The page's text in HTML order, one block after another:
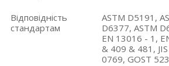
Відповідність
стандартам
ASTM D5191,
D6377, ASTM
EN 13016 - 1,
& 409 & 481,
0769, GOST